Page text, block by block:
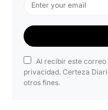
Al recibir este
privacidad. Certeza
otros fines.